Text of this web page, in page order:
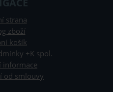
strana
zboží
košík
+K spol.
informace
od smlouvy